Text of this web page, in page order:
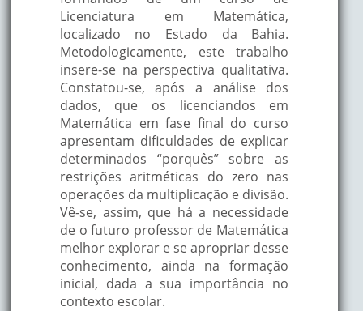
Licenciatura em Matemática,
localizado no Estado da Bahia.
Metodologicamente, este trabalho
insere-se na perspectiva qualitativa.
Constatou-se, após a análise dos
dados, que os licenciandos em
Matemática em fase final do curso
apresentam dificuldades de explicar
determinados “porquês” sobre as
restrições aritméticas do zero nas
operações da multiplicação e divisão.
Vê-se, assim, que há a necessidade
de o futuro professor de Matemática
melhor explorar e se apropriar desse
conhecimento, ainda na formação
inicial, dada a sua importância no
contexto escolar.